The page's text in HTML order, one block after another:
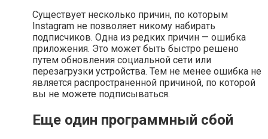
Существует несколько причин, по которым
Instagram не позволяет никому набирать
подписчиков. Одна из редких причин — ошибка
приложения. Это может быть быстро решено
путем обновления социальной сети или
перезагрузки устройства. Тем не менее ошибка не
является распространенной причиной, по которой
вы не можете подписываться.
Еще один программный сбой